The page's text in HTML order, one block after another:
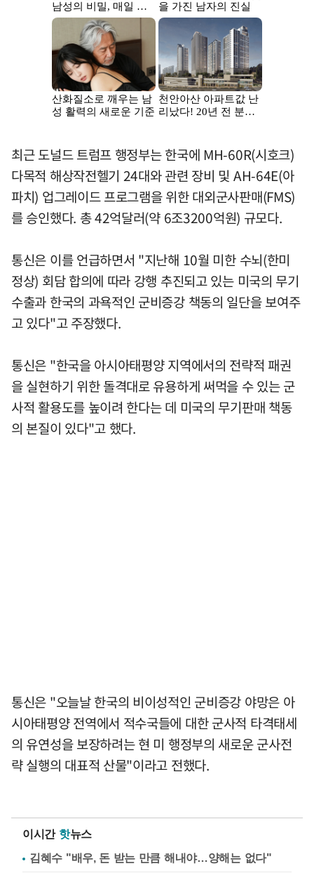
최근 도널드 트럼프 행정부는 한국에 MH-60R(시호크)
다목적 해상작전헬기 24대와 관련 장비 및 AH-64E(아
파치) 업그레이드 프로그램을 위한 대외군사판매(FMS)
를 승인했다. 총 42억달러(약 6조3200억원) 규모다.
통신은 이를 언급하면서 "지난해 10월 미한 수뇌(한미
정상) 회담 합의에 따라 강행 추진되고 있는 미국의 무기
수출과 한국의 과욕적인 군비증강 책동의 일단을 보여주
고 있다"고 주장했다.
통신은 "한국을 아시아태평양 지역에서의 전략적 패권
을 실현하기 위한 돌격대로 유용하게 써먹을 수 있는 군
사적 활용도를 높이려 한다는 데 미국의 무기판매 책동
의 본질이 있다"고 했다.
통신은 "오늘날 한국의 비이성적인 군비증강 야망은 아
시아태평양 전역에서 적수국들에 대한 군사적 타격태세
의 유연성을 보장하려는 현 미 행정부의 새로운 군사전
략 실행의 대표적 산물"이라고 전했다.
이시간 핫뉴스
김혜수 "배우, 돈 받는 만큼 해내야…양해는 없다"